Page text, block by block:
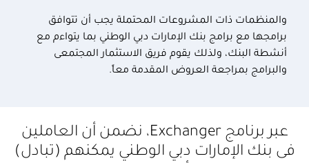
والمنظمات ذات المشروعات المحتملة يجب أن تتوافق
برامجها مع برامج بنك الإمارات دبي الوطني بما يتواءم مع
أنشطة البنك، ولذلك يقوم فريق الاستثمار المجتمعى
والبرامج بمراجعة العروض المقدمة معاً.
عبر برنامج Exchanger، نضمن أن العاملين
فى بنك الإمارات دبي الوطني يمكنهم (تبادل)